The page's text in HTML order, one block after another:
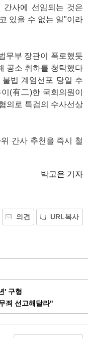
간사에 선임되는 것은
있을 수 없는 일"이라
무부 장관이 폭로했듯
공소 취하를 청탁했다
법 계엄선포 당일 추
(有二)한 국회의원이
의로 특검의 수사선상
간사 추천을 즉시 철
박고은 기자
의견 URL복사
' 구형
죄 선고해달라"